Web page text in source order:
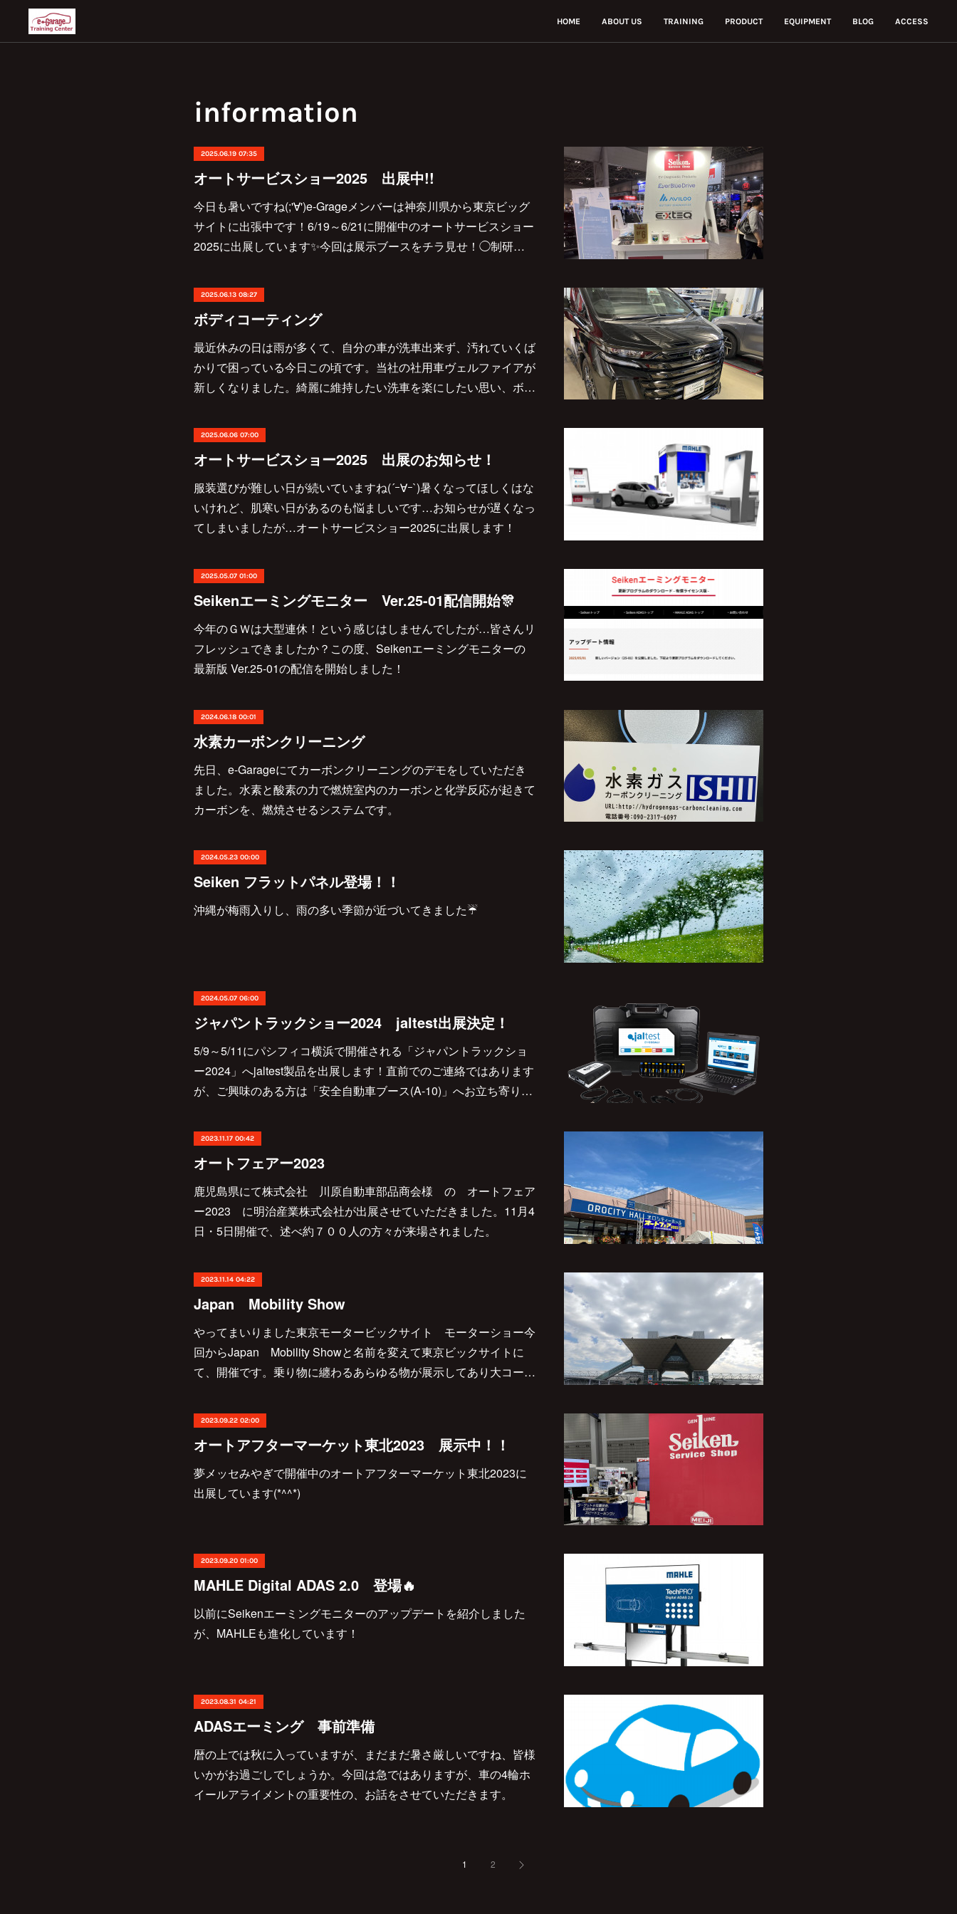
HOME ABOUT US TRAINING PRODUCT EQUIPMENT BLOG ACCESS
information
2025.06.19 07:35
オートサービスショー2025 出展中!!
今日も暑いですね(;'∀')e-Grageメンバーは神奈川県から東京ビッグ
サイトに出張中です！6/19～6/21に開催中のオートサービスショー
2025に出展しています✨今回は展示ブースをチラ見せ！◯制研…
2025.06.13 08:27
ボディコーティング
最近休みの日は雨が多くて、自分の車が洗車出来ず、汚れていくば
かりで困っている今日この頃です。当社の社用車ヴェルファイアが
新しくなりました。綺麗に維持したい洗車を楽にしたい思い、ボ…
2025.06.06 07:00
オートサービスショー2025 出展のお知らせ！
服装選びが難しい日が続いていますね(´ｰ∀ｰ`)暑くなってほしくはな
いけれど、肌寒い日があるのも悩ましいです…お知らせが遅くなっ
てしまいましたが…オートサービスショー2025に出展します！
2025.05.07 01:00
Seikenエーミングモニター Ver.25-01配信開始🎊
今年のＧＷは大型連休！という感じはしませんでしたが…皆さんリ
フレッシュできましたか？この度、Seikenエーミングモニターの
最新版 Ver.25-01の配信を開始しました！
2024.06.18 00:01
水素カーボンクリーニング
先日、e-Garageにてカーボンクリーニングのデモをしていただき
ました。水素と酸素の力で燃焼室内のカーボンと化学反応が起きて
カーボンを、燃焼させるシステムです。
2024.05.23 00:00
Seiken フラットパネル登場！！
沖縄が梅雨入りし、雨の多い季節が近づいてきました☔
2024.05.07 06:00
ジャパントラックショー2024 jaltest出展決定！
5/9～5/11にパシフィコ横浜で開催される「ジャパントラックショ
ー2024」へjaltest製品を出展します！直前でのご連絡ではあります
が、ご興味のある方は「安全自動車ブース(A-10)」へお立ち寄り…
2023.11.17 00:42
オートフェアー2023
鹿児島県にて株式会社 川原自動車部品商会様 の オートフェア
ー2023 に明治産業株式会社が出展させていただきました。11月4
日・5日開催で、述べ約７００人の方々が来場されました。
2023.11.14 04:22
Japan Mobility Show
やってまいりました東京モータービックサイト モーターショー今
回からJapan Mobility Showと名前を変えて東京ビックサイトに
て、開催です。乗り物に纏わるあらゆる物が展示してあり大コー…
2023.09.22 02:00
オートアフターマーケット東北2023 展示中！！
夢メッセみやぎで開催中のオートアフターマーケット東北2023に
出展しています(*^^*)
2023.09.20 01:00
MAHLE Digital ADAS 2.0 登場🔥
以前にSeikenエーミングモニターのアップデートを紹介しました
が、MAHLEも進化しています！
2023.08.31 04:21
ADASエーミング 事前準備
暦の上では秋に入っていますが、まだまだ暑さ厳しいですね、皆様
いかがお過ごしでしょうか。今回は急ではありますが、車の4輪ホ
イールアライメントの重要性の、お話をさせていただきます。
1 2